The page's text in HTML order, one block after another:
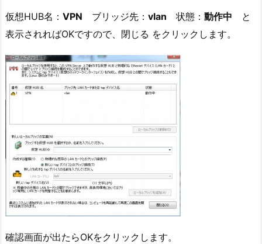
仮想HUB名： VPN ブリッジ先： vlan 状態： 動作中 と
表示されればOKですので、閉じる をクリックします。
確認画面が出たらOKをクリックします。